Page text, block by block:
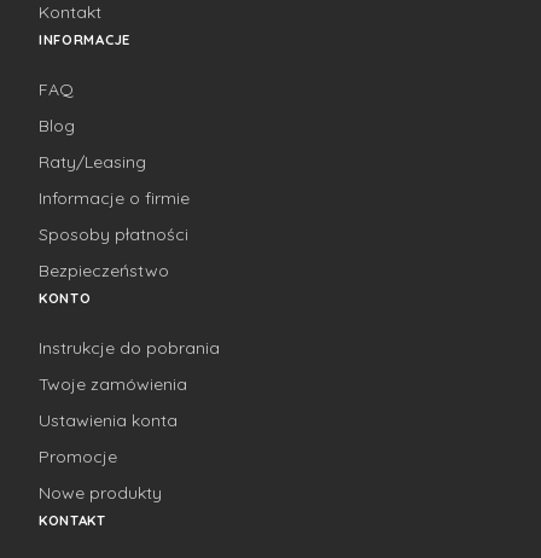
Kontakt
INFORMACJE
FAQ
Blog
Raty/Leasing
Informacje o firmie
Sposoby płatności
Bezpieczeństwo
KONTO
Instrukcje do pobrania
Twoje zamówienia
Ustawienia konta
Promocje
Nowe produkty
KONTAKT